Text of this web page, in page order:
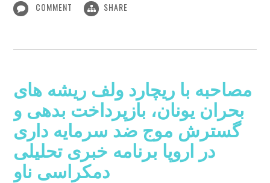
COMMENT SHARE
مصاحبه با ریچارد ولف ریشه های
بحران یونان، بازپرداخت بدهی و
گسترش موج ضد سرمایه داری
در اروپا برنامه خبری تحلیلی
دمکراسی ناو